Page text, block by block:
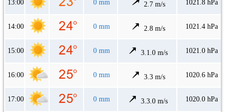
13:00 0 mm 2.7 m/s 1021.8 hPa
14:00 0 mm 2.8 m/s 1021.4 hPa
15:00 0 mm 3.1.0 m/s 1021.0 hPa
16:00 0 mm 3.3 m/s 1020.6 hPa
17:00 0 mm 3.3.0 m/s 1020.0 hPa